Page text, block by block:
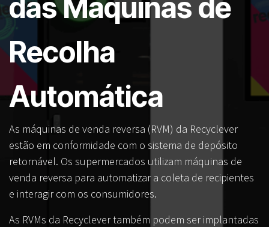
das Máquinas de
Recolha
Automática
As máquinas de venda reversa (RVM) da Recyclever
estão em conformidade com o sistema de depósito
retornável. Os supermercados utilizam máquinas de
venda reversa para automatizar a coleta de recipientes
e interagir com os consumidores.
As RVMs da Recyclever também podem ser implantadas